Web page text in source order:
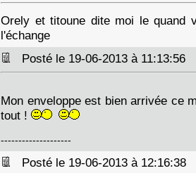
Orely et titoune dite moi le quand
l'échange
Posté le 19-06-2013 à 11:13:56
Mon enveloppe est bien arrivée ce
tout !
--------------------
Posté le 19-06-2013 à 12:16:38